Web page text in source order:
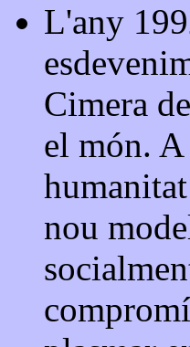
L'any
Cimera
el món.
nou